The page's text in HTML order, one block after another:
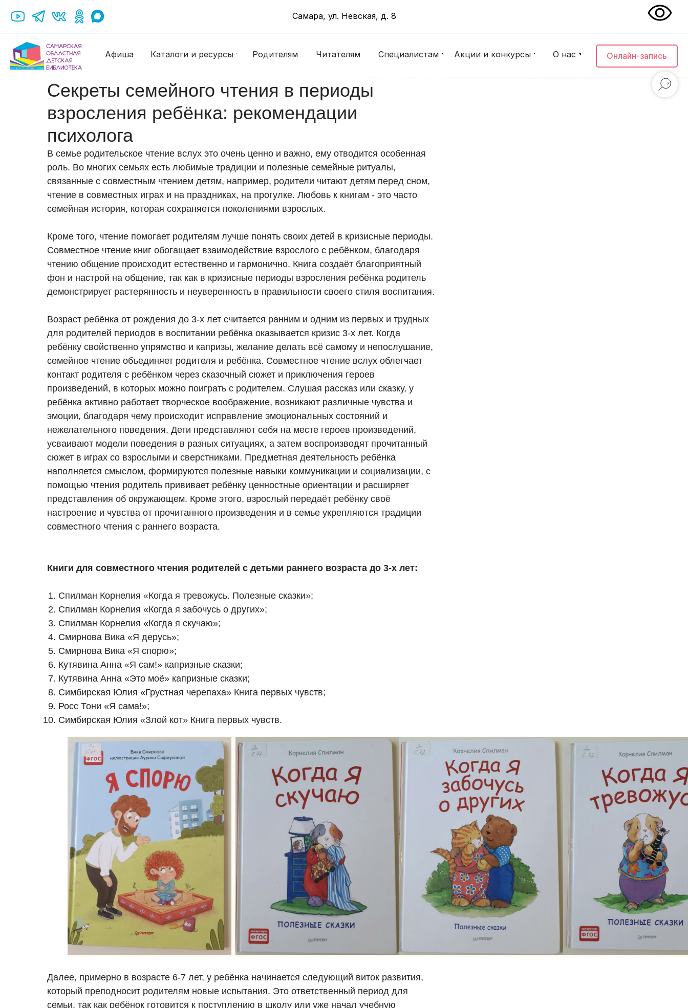
Онлайн-запись
Афиша Каталоги и ресурсы Читателям
Родителям Специалистам О нас
Акции и конкурсы
Самара, ул. Невская, д. 8
Секреты семейного чтения в периоды
взросления ребёнка: рекомендации
психолога
В семье родительское чтение вслух это очень ценно и важно, ему отводится особенная
роль. Во многих семьях есть любимые традиции и полезные семейные ритуалы,
связанные с совместным чтением детям, например, родители читают детям перед сном,
чтение в совместных играх и на праздниках, на прогулке. Любовь к книгам - это часто
семейная история, которая сохраняется поколениями взрослых.
Кроме того, чтение помогает родителям лучше понять своих детей в кризисные периоды.
Совместное чтение книг обогащает взаимодействие взрослого с ребёнком, благодаря
чтению общение происходит естественно и гармонично. Книга создаёт благоприятный
фон и настрой на общение, так как в кризисные периоды взросления ребёнка родитель
демонстрирует растерянность и неуверенность в правильности своего стиля воспитания.
Возраст ребёнка от рождения до 3-х лет считается ранним и одним из первых и трудных
для родителей периодов в воспитании ребёнка оказывается кризис 3-х лет. Когда
ребёнку свойственно упрямство и капризы, желание делать всё самому и непослушание,
семейное чтение объединяет родителя и ребёнка. Совместное чтение вслух облегчает
контакт родителя с ребёнком через сказочный сюжет и приключения героев
произведений, в которых можно поиграть с родителем. Слушая рассказ или сказку, у
ребёнка активно работает творческое воображение, возникают различные чувства и
эмоции, благодаря чему происходит исправление эмоциональных состояний и
нежелательного поведения. Дети представляют себя на месте героев произведений,
усваивают модели поведения в разных ситуациях, а затем воспроизводят прочитанный
сюжет в играх со взрослыми и сверстниками. Предметная деятельность ребёнка
наполняется смыслом, формируются полезные навыки коммуникации и социализации, с
помощью чтения родитель прививает ребёнку ценностные ориентации и расширяет
представления об окружающем. Кроме этого, взрослый передаёт ребёнку своё
настроение и чувства от прочитанного произведения и в семье укрепляются традиции
совместного чтения с раннего возраста.
Книги для совместного чтения родителей с детьми раннего возраста до 3-х лет:
Спилман Корнелия «Когда я тревожусь. Полезные сказки»;
Спилман Корнелия «Когда я забочусь о других»;
Спилман Корнелия «Когда я скучаю»;
Смирнова Вика «Я дерусь»;
Смирнова Вика «Я спорю»;
Кутявина Анна «Я сам!» капризные сказки;
Кутявина Анна «Это моё» капризные сказки;
Симбирская Юлия «Грустная черепаха» Книга первых чувств;
Росс Тони «Я сама!»;
Симбирская Юлия «Злой кот» Книга первых чувств.
Далее, примерно в возрасте 6-7 лет, у ребёнка начинается следующий виток развития,
который преподносит родителям новые испытания. Это ответственный период для
семьи, так как ребёнок готовится к поступлению в школу или уже начал учебную